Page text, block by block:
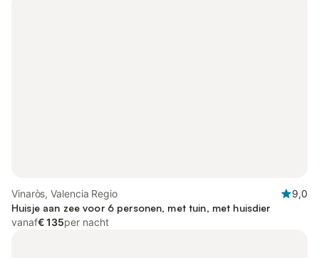
Vinaròs, Valencia Regio
9,0
Huisje aan zee voor 6 personen, met tuin, met huisdier
vanaf€ 135per nacht